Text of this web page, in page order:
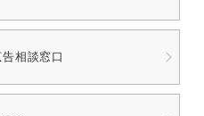
相談窓口